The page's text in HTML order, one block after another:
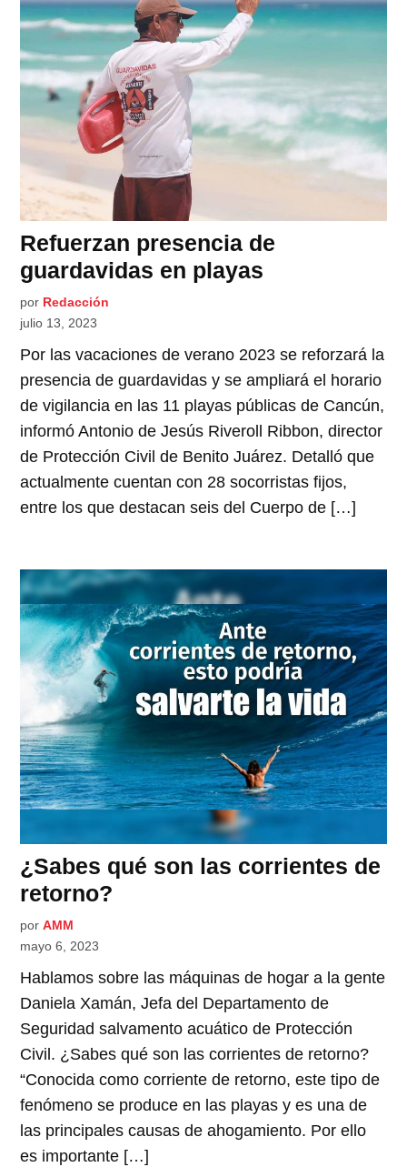
Refuerzan presencia de
guardavidas en playas
por Redacción
julio 13, 2023
Por las vacaciones de verano 2023 se reforzará la
presencia de guardavidas y se ampliará el horario
de vigilancia en las 11 playas públicas de Cancún,
informó Antonio de Jesús Riveroll Ribbon, director
de Protección Civil de Benito Juárez. Detalló que
actualmente cuentan con 28 socorristas fijos,
entre los que destacan seis del Cuerpo de […]
¿Sabes qué son las corrientes de
retorno?
por AMM
mayo 6, 2023
Hablamos sobre las máquinas de hogar a la gente
Daniela Xamán, Jefa del Departamento de
Seguridad salvamento acuático de Protección
Civil. ¿Sabes qué son las corrientes de retorno?
“Conocida como corriente de retorno, este tipo de
fenómeno se produce en las playas y es una de
las principales causas de ahogamiento. Por ello
es importante […]